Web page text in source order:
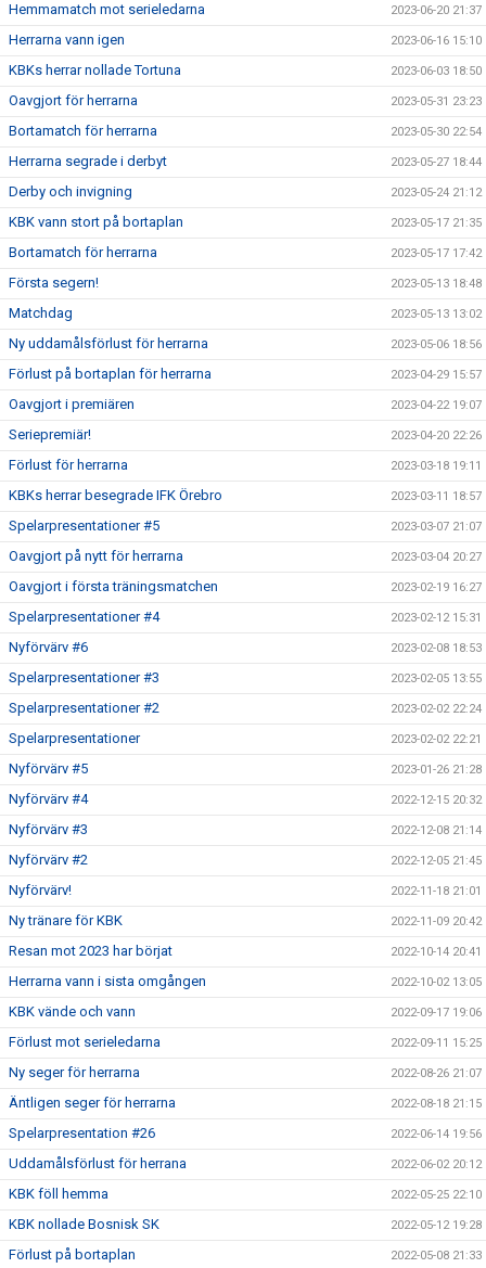
Hemmamatch mot serieledarna 2023-06-20 21:37
Herrarna vann igen 2023-06-16 15:10
KBKs herrar nollade Tortuna 2023-06-03 18:50
Oavgjort för herrarna 2023-05-31 23:23
Bortamatch för herrarna 2023-05-30 22:54
Herrarna segrade i derbyt 2023-05-27 18:44
Derby och invigning 2023-05-24 21:12
KBK vann stort på bortaplan 2023-05-17 21:35
Bortamatch för herrarna 2023-05-17 17:42
Första segern! 2023-05-13 18:48
Matchdag 2023-05-13 13:02
Ny uddamålsförlust för herrarna 2023-05-06 18:56
Förlust på bortaplan för herrarna 2023-04-29 15:57
Oavgjort i premiären 2023-04-22 19:07
Seriepremiär! 2023-04-20 22:26
Förlust för herrarna 2023-03-18 19:11
KBKs herrar besegrade IFK Örebro 2023-03-11 18:57
Spelarpresentationer #5 2023-03-07 21:07
Oavgjort på nytt för herrarna 2023-03-04 20:27
Oavgjort i första träningsmatchen 2023-02-19 16:27
Spelarpresentationer #4 2023-02-12 15:31
Nyförvärv #6 2023-02-08 18:53
Spelarpresentationer #3 2023-02-05 13:55
Spelarpresentationer #2 2023-02-02 22:24
Spelarpresentationer 2023-02-02 22:21
Nyförvärv #5 2023-01-26 21:28
Nyförvärv #4 2022-12-15 20:32
Nyförvärv #3 2022-12-08 21:14
Nyförvärv #2 2022-12-05 21:45
Nyförvärv! 2022-11-18 21:01
Ny tränare för KBK 2022-11-09 20:42
Resan mot 2023 har börjat 2022-10-14 20:41
Herrarna vann i sista omgången 2022-10-02 13:05
KBK vände och vann 2022-09-17 19:06
Förlust mot serieledarna 2022-09-11 15:25
Ny seger för herrarna 2022-08-26 21:07
Äntligen seger för herrarna 2022-08-18 21:15
Spelarpresentation #26 2022-06-14 19:56
Uddamålsförlust för herrana 2022-06-02 20:12
KBK föll hemma 2022-05-25 22:10
KBK nollade Bosnisk SK 2022-05-12 19:28
Förlust på bortaplan 2022-05-08 21:33